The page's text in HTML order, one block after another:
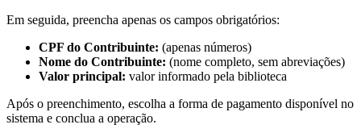
Em seguida, preencha apenas os campos obrigatórios:
CPF do Contribuinte: (apenas números)
Nome do Contribuinte: (nome completo, sem abreviações)
Valor principal: valor informado pela biblioteca
Após o preenchimento, escolha a forma de pagamento disponível no
sistema e conclua a operação.